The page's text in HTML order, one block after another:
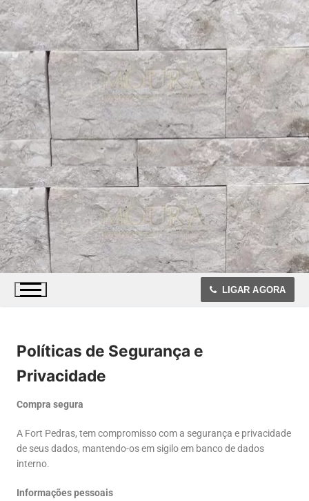
LIGAR AGORA
Políticas de Segurança e
Privacidade
Compra segura
A Fort Pedras, tem compromisso com a segurança e privacidade
de seus dados, mantendo-os em sigilo em banco de dados
interno.
Informações pessoais